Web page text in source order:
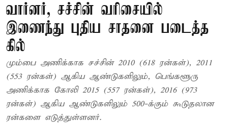
வார்னர், சச்சின் வரிசையில்
இணைந்து புதிய சாதனை படைத்த
கில்
மும்பை அணிக்காக சச்சின் 2010 (618 ரன்கள்), 2011
(553 ரன்கள்) ஆகிய ஆண்டுகளிலும், பெங்களூரு
அணிக்காக கோலி 2015 (557 ரன்கள்), 2016 (973
ரன்கள்) ஆகிய ஆண்டுகளிலும் 500-க்கும் கூடுதலான
ரன்களை எடுத்துள்ளனர்.